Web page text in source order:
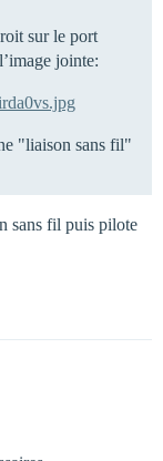
sur le port
jointe:
"liaison sans fil"
sans fil puis pilote